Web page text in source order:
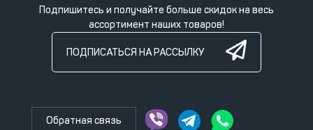
Подпишитесь и получайте больше скидок на весь
ассортимент наших товаров!
ПОДПИСАТЬСЯ НА РАССЫЛКУ
Обратная связь